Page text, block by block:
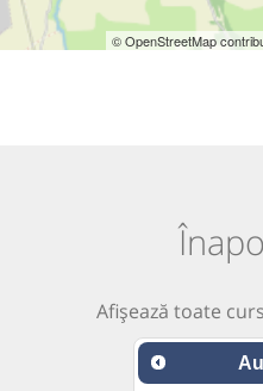
© OpenStreetMap
Afișează toate